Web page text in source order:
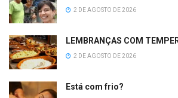
2 DE AGOSTO DE 2026
LEMBRANÇAS COM
2 DE AGOSTO DE 2026
Está com frio?